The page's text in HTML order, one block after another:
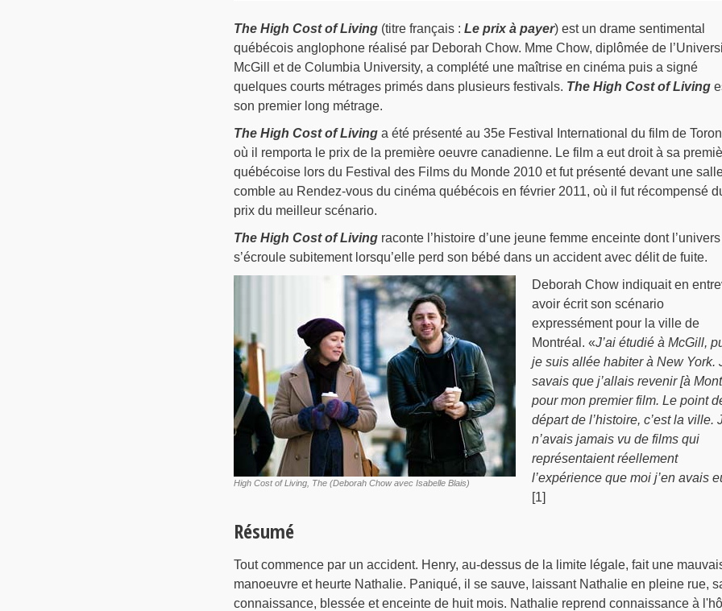
The High Cost of Living(titre français : Le prix à payer) est un drame sentimental
québécois anglophone réalisé par Deborah Chow. Mme Chow, diplômée de
McGill et de Columbia University, a complété une maîtrise en cinéma puis a signé
quelques courts métrages primés dans plusieurs festivals. The High Cost of Living
son premier long métrage.
The High Cost of Livinga été présenté au 35e Festival International du film de
où il remporta le prix de la première oeuvre canadienne. Le film a eut droit à sa
québécoise lors du Festival des Films du Monde 2010 et fut présenté devant une
comble au Rendez-vous du cinéma québécois en février 2011, où il fut récompensé
prix du meilleur scénario.
The High Cost of Livingraconte l’histoire d’une jeune femme enceinte dont l’univers
s’écroule subitement lorsqu’elle perd son bébé dans un accident avec délit de fuite.
High Cost of Living, The (Deborah Chow avec Isabelle Blais)
Deborah Chow indiquait en
avoir écrit son scénario
expressément pour la ville de
Montréal. «J’ai étudié à McGill,
je suis allée habiter à New York.
savais que j’allais revenir [à
pour mon premier film. Le point
départ de l’histoire, c’est la ville.
n’avais jamais vu de films qui
représentaient réellement
l’expérience que moi j’en avais
[1]
Résumé
Tout commence par un accident. Henry, au-dessus de la limite légale, fait une
manoeuvre et heurte Nathalie. Paniqué, il se sauve, laissant Nathalie en pleine rue,
connaissance, blessée et enceinte de huit mois. Nathalie reprend connaissance à